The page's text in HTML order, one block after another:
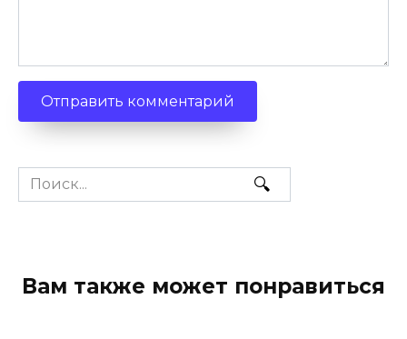
Search
for:
Вам также может понравиться